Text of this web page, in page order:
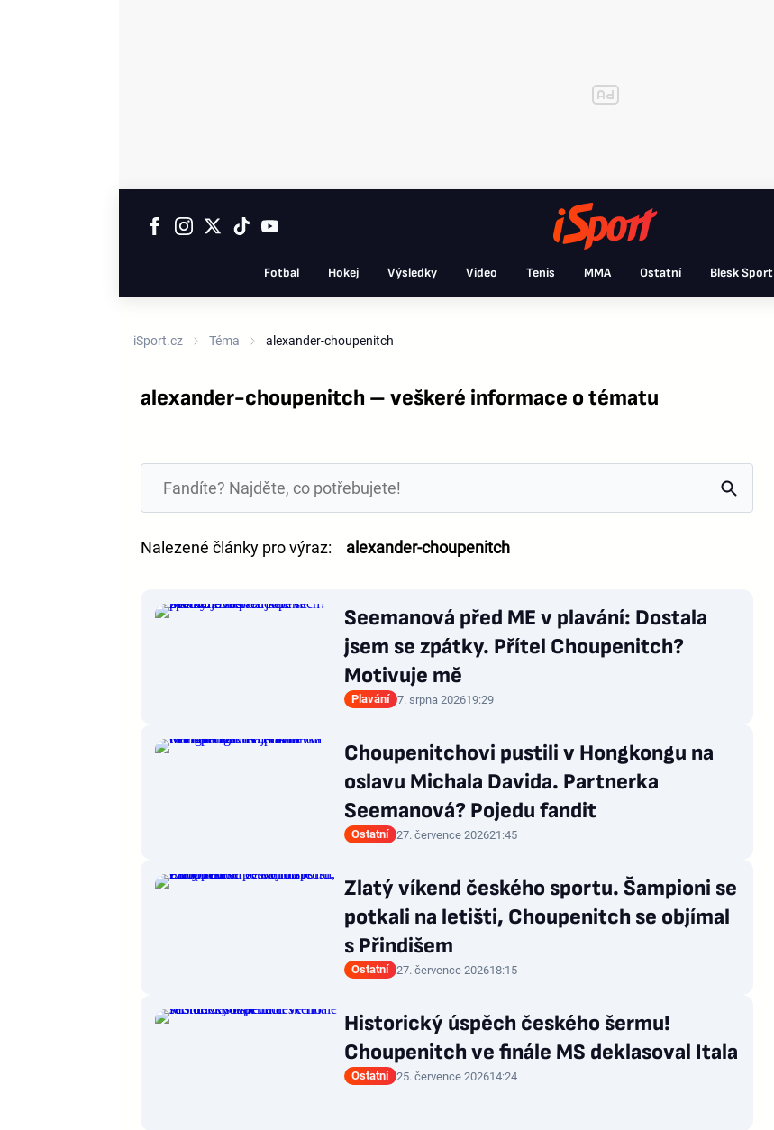
Fotbal Hokej Výsledky Video Tenis MMA Ostatní Blesk Sport
iSport.cz Téma alexander-choupenitch
alexander-choupenitch – veškeré informace o tématu
Nalezené články pro výraz: alexander-choupenitch
Seemanová před ME v plavání: Dostala
jsem se zpátky. Přítel Choupenitch?
Motivuje mě
Plavání 7. srpna 202619:29
Choupenitchovi pustili v Hongkongu na
oslavu Michala Davida. Partnerka
Seemanová? Pojedu fandit
Ostatní 27. července 202621:45
Zlatý víkend českého sportu. Šampioni se
potkali na letišti, Choupenitch se objímal
s Přindišem
Ostatní 27. července 202618:15
Historický úspěch českého šermu!
Choupenitch ve finále MS deklasoval Itala
Ostatní 25. července 202614:24